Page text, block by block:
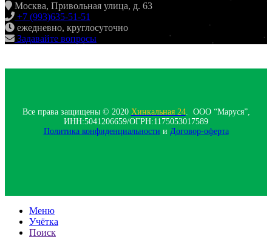
Москва, Привольная улица, д. 63
+7 (993)635-51-51
ежедневно, круглосуточно
Задавайте вопросы
Все права защищены © 2020 Хинкальная 24. ООО “Маруся”,
ИНН:5041206659/ОГРН:1175053017589
Политика конфиденциальности‍ и Договор-оферта
Меню
Учётка
Поиск